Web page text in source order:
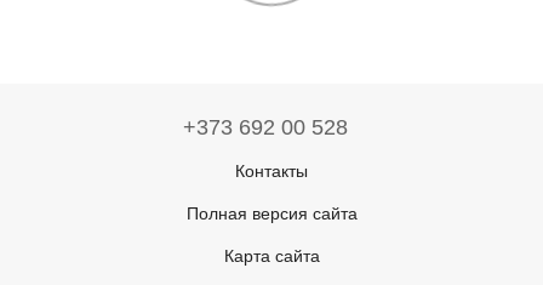
+373 692 00 528
Контакты
Полная версия сайта
Карта сайта